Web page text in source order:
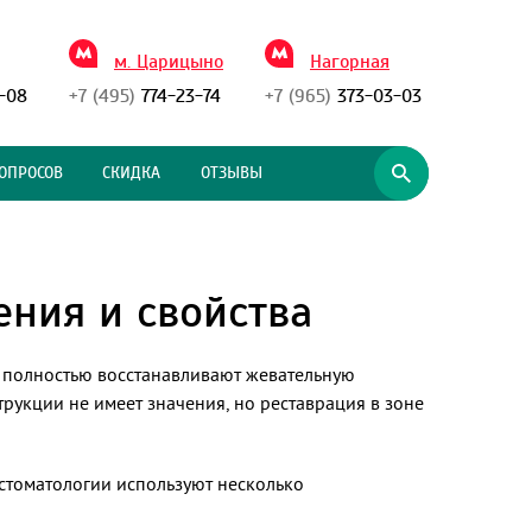
08
м. Царицыно
+7 (495) 774-23-74
Нагорная
+7 (965) 373-03-03
СКИДКА ОТЗЫВЫ
и свойства
восстанавливают жевательную
не имеет значения, но реставрация в зоне
используют несколько